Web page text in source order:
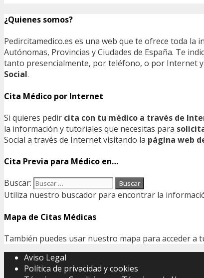
¿Quienes somos?
Pedircitamedico.es es una web que te ofrece toda la
Autónomas, Provincias y Ciudades de España. Te
tanto presencialmente, por teléfono, o por Internet
Social.
Cita Médico por Internet
Si quieres pedir cita con tu médico a través de
la información y tutoriales que necesitas para
Social a través de Internet visitando la página web
Cita Previa para Médico en…
Buscar:
Utiliza nuestro buscador para encontrar la
Mapa de Citas Médicas
También puedes usar nuestro mapa para acceder a
Aviso Legal
Política de privacidad y cookies